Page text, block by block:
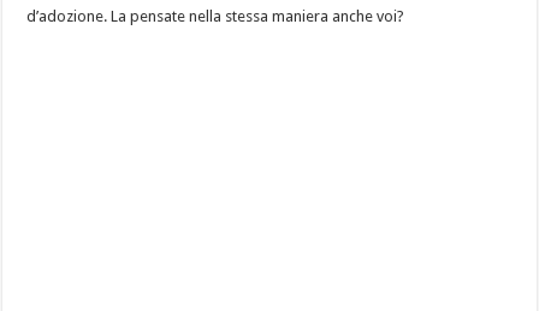
d’adozione. La pensate nella stessa maniera anche voi?